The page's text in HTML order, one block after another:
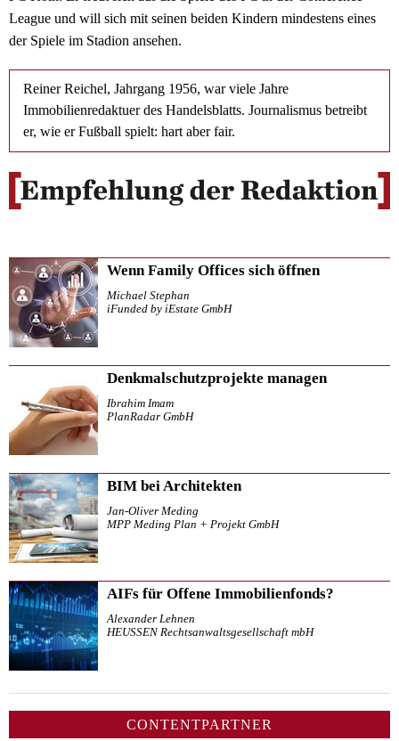
League und will sich mit seinen beiden Kindern mindestens eines
der Spiele im Stadion ansehen.
Reiner Reichel, Jahrgang 1956, war viele Jahre
Immobilienredaktuer des Handelsblatts. Journalismus betreibt
er, wie er Fußball spielt: hart aber fair.
Wenn Family Offices sich öffnen
Michael Stephan
iFunded by iEstate GmbH
Denkmalschutzprojekte managen
Ibrahim Imam
PlanRadar GmbH
BIM bei Architekten
Jan-Oliver Meding
MPP Meding Plan + Projekt GmbH
AIFs für Offene Immobilienfonds?
Alexander Lehnen
HEUSSEN Rechtsanwaltsgesellschaft mbH
CONTENTPARTNER